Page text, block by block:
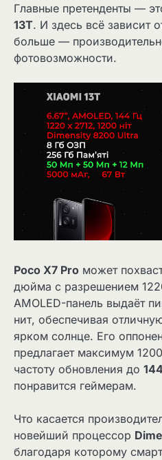
Главные претенденты —
13T. И здесь всё зависит
больше —
фотовозможности.
Poco X7 Pro может
дюйма с разрешением
AMOLED-панель выдаёт
нит, обеспечивая
ярком солнце. Его
предлагает максимум
частоту обновления до
понравится геймерам.
Что касается
новейший процессор
благодаря которому